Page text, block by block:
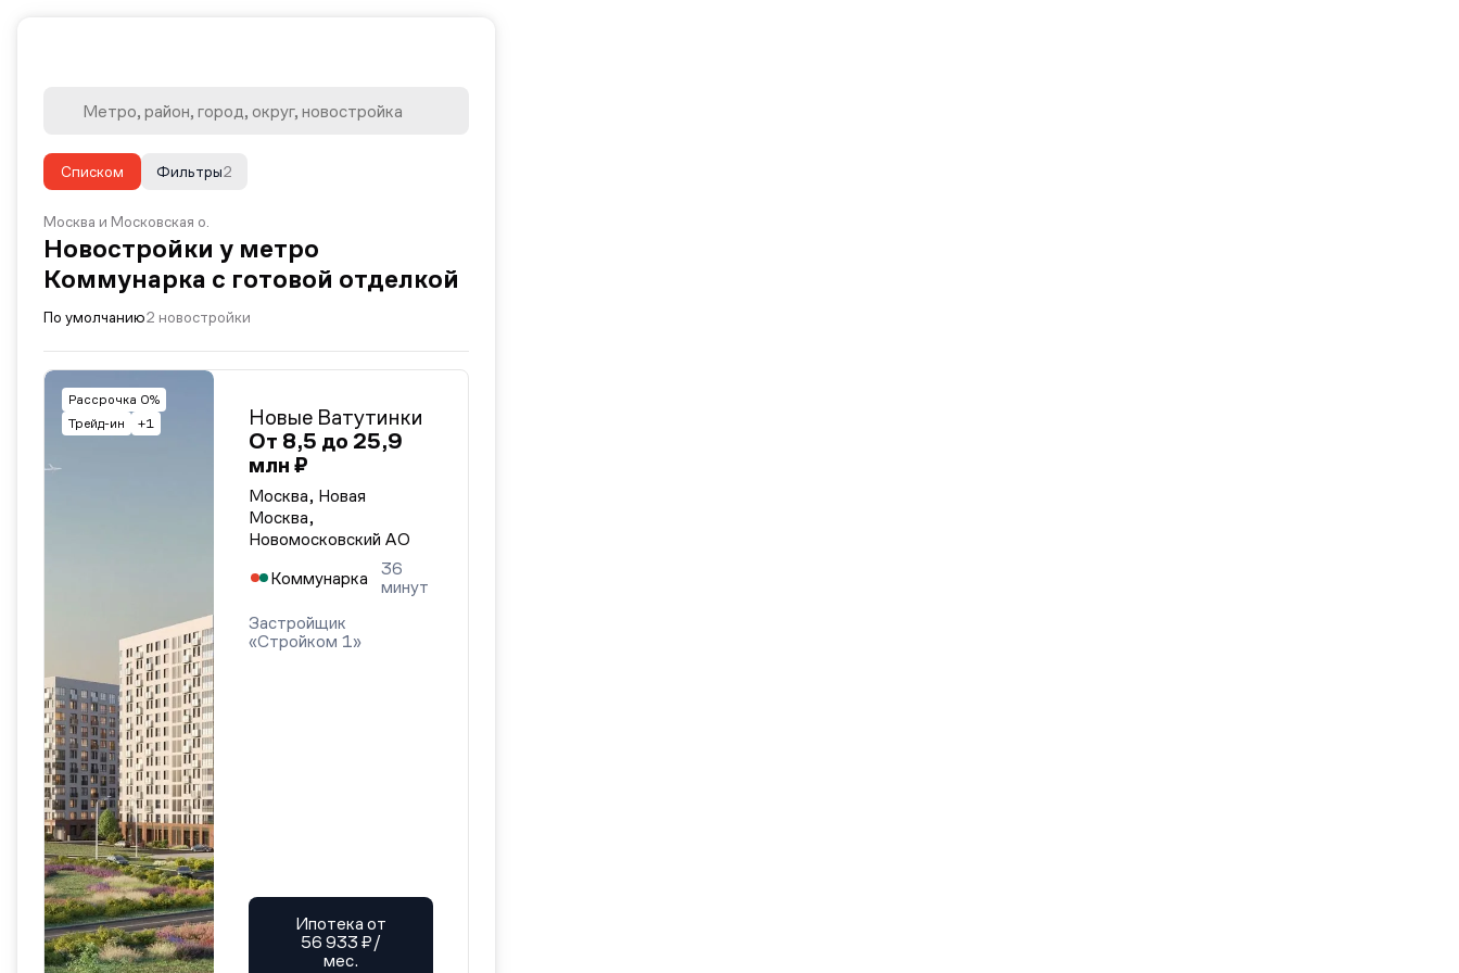
Списком 2
Фильтры
Москва и Московская о.
Новостройки у метро
Коммунарка с готовой отделкой
По умолчанию2 новостройки
Рассрочка 0%
Трейд-ин
+1
Новые Ватутинки
От 8,5 до 25,9
млн ₽
Москва, Новая
Москва,
Новомосковский АО
Коммунарка
36
минут
Застройщик
«Стройком 1»
Ипотека от
56 933 ₽/
мес.